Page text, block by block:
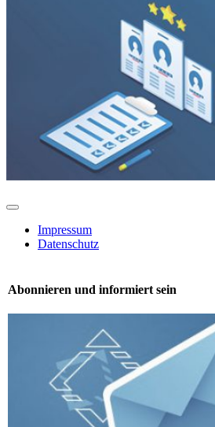
Toggle
NavigationImpressum
Datenschutz
Abonnieren und informiert sein